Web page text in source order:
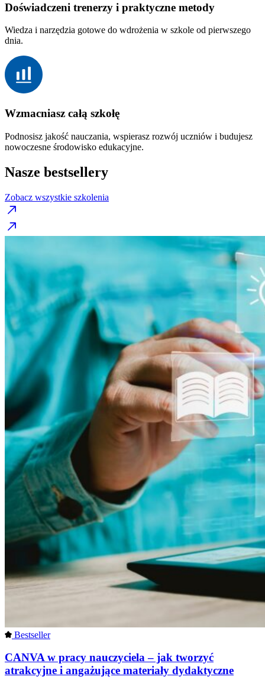
Doświadczeni trenerzy i praktyczne metody
Wiedza i narzędzia gotowe do wdrożenia w szkole od pierwszego
dnia.
Wzmacniasz całą szkołę
Podnosisz jakość nauczania, wspierasz rozwój uczniów i budujesz
nowoczesne środowisko edukacyjne.
Nasze bestsellery
Zobacz wszystkie szkolenia
Bestseller
CANVA w pracy nauczyciela – jak tworzyć
atrakcyjne i angażujące materiały dydaktyczne